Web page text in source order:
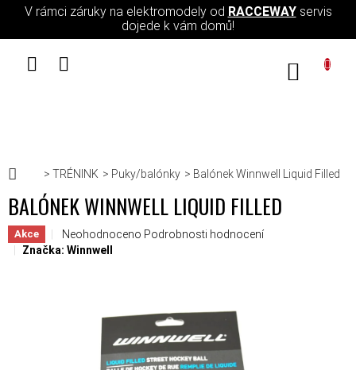
Přejít na obsah
V rámci záruky na elektromodely od RACCEWAYservis
dojede k vám domů!
Domů
TRÉNINK Puky/balónky Balónek Winnwell Liquid Filled
BALÓNEK WINNWELL LIQUID FILLED
Akce Průměrné hodnocení produktu je 0,0 z 5 hvězdiček.
Neohodnoceno Podrobnosti hodnocení
Značka: Winnwell